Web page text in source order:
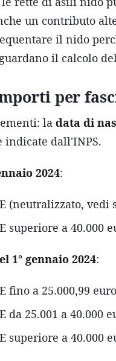
un contributo
il nido
il calcolo
per
la data di
indicate dall'INPS.
2024:
(neutralizzato, vedi
superiore a 40.000
gennaio 2024:
fino a 25.000,99
da 25.001 a 40.000
superiore a 40.000